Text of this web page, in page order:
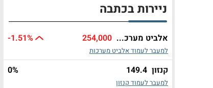
ניירות בכתבה
אלביט מערכ... 254,000
-1.51%
למעבר לעמוד אלביט מערכות
קנזון 149.4
0%
למעבר לעמוד קנזון